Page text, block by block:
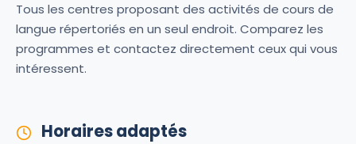
Tous les centres proposant des activités de cours de
langue répertoriés en un seul endroit. Comparez les
programmes et contactez directement ceux qui vous
intéressent.
Horaires adaptés